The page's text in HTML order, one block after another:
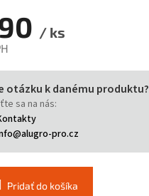
/ ks
otázku k danému produktu?
sa na nás:
pro.cz
Pridať do košíka